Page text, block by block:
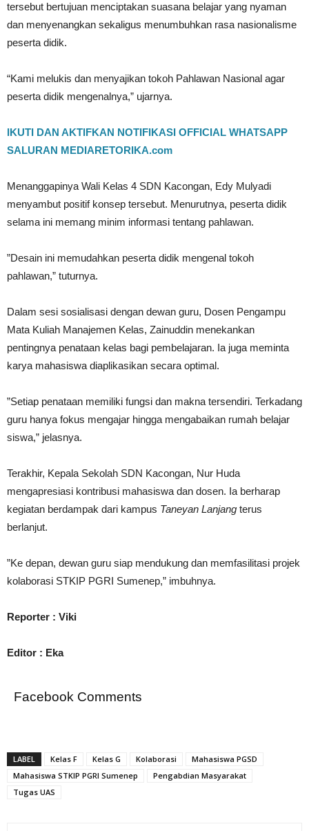
tersebut bertujuan menciptakan suasana belajar yang nyaman
dan menyenangkan sekaligus menumbuhkan rasa nasionalisme
peserta didik.
“Kami melukis dan menyajikan tokoh Pahlawan Nasional agar
peserta didik mengenalnya,” ujarnya.
IKUTI DAN AKTIFKAN NOTIFIKASI OFFICIAL WHATSAPP
SALURAN MEDIARETORIKA.com
Menanggapinya Wali Kelas 4 SDN Kacongan, Edy Mulyadi
menyambut positif konsep tersebut. Menurutnya, peserta didik
selama ini memang minim informasi tentang pahlawan.
‎”Desain ini memudahkan peserta didik mengenal tokoh
pahlawan,” tuturnya.
‎Dalam sesi sosialisasi dengan dewan guru, Dosen Pengampu
Mata Kuliah Manajemen Kelas, Zainuddin menekankan
pentingnya penataan kelas bagi pembelajaran. Ia juga meminta
karya mahasiswa diaplikasikan secara optimal.
‎”Setiap penataan memiliki fungsi dan makna tersendiri. Terkadang
guru hanya fokus mengajar hingga mengabaikan rumah belajar
siswa,” jelasnya.
Terakhir, ‎Kepala Sekolah SDN Kacongan, Nur Huda
mengapresiasi kontribusi mahasiswa dan dosen. Ia berharap
kegiatan berdampak dari kampus Taneyan Lanjang terus
berlanjut.
‎”Ke depan, dewan guru siap mendukung dan memfasilitasi projek
kolaborasi STKIP PGRI Sumenep,” imbuhnya.
Reporter : Viki
Editor : Eka
Facebook Comments
LABEL Kelas F Kelas G Kolaborasi
Mahasiswa PGSD
Mahasiswa STKIP PGRI Sumenep
Pengabdian Masyarakat
Tugas UAS